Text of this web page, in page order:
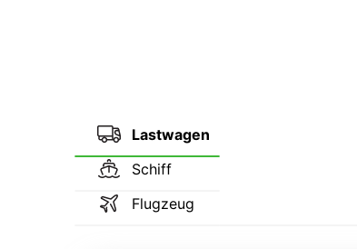
Lastwagen
Schiff
Flugzeug